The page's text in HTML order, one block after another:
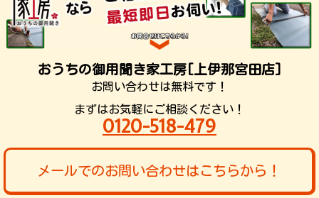
おうちの御用聞き家工房[上伊那宮田店]
お問い合わせは無料です！
まずはお気軽にご相談ください！
0120-518-479
メールでのお問い合わせはこちらから！